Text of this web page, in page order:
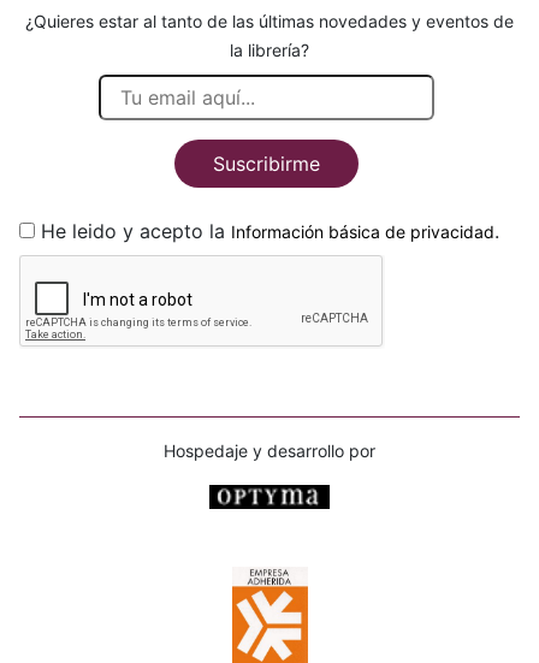
¿Quieres estar al tanto de las últimas novedades y eventos de
la librería?
Suscribirme
He leido y acepto la Información básica de privacidad.
Hospedaje y desarrollo por